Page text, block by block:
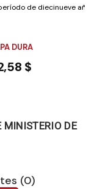
una selección de consejos
de diecinueve años
DURA
$
MINISTERIO DE
(0)